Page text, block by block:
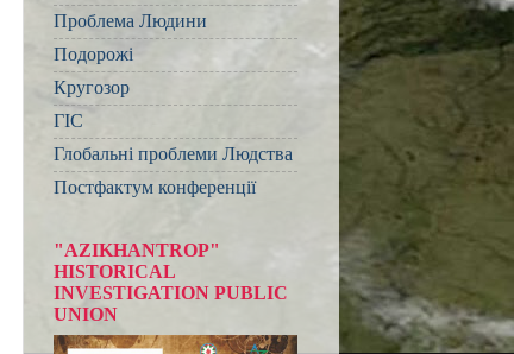
Проблема Людини
Подорожі
Кругозор
ГІС
Глобальні проблеми Людства
Постфактум конференції
"AZIKHANTROP"
HISTORICAL
INVESTIGATION PUBLIC
UNION